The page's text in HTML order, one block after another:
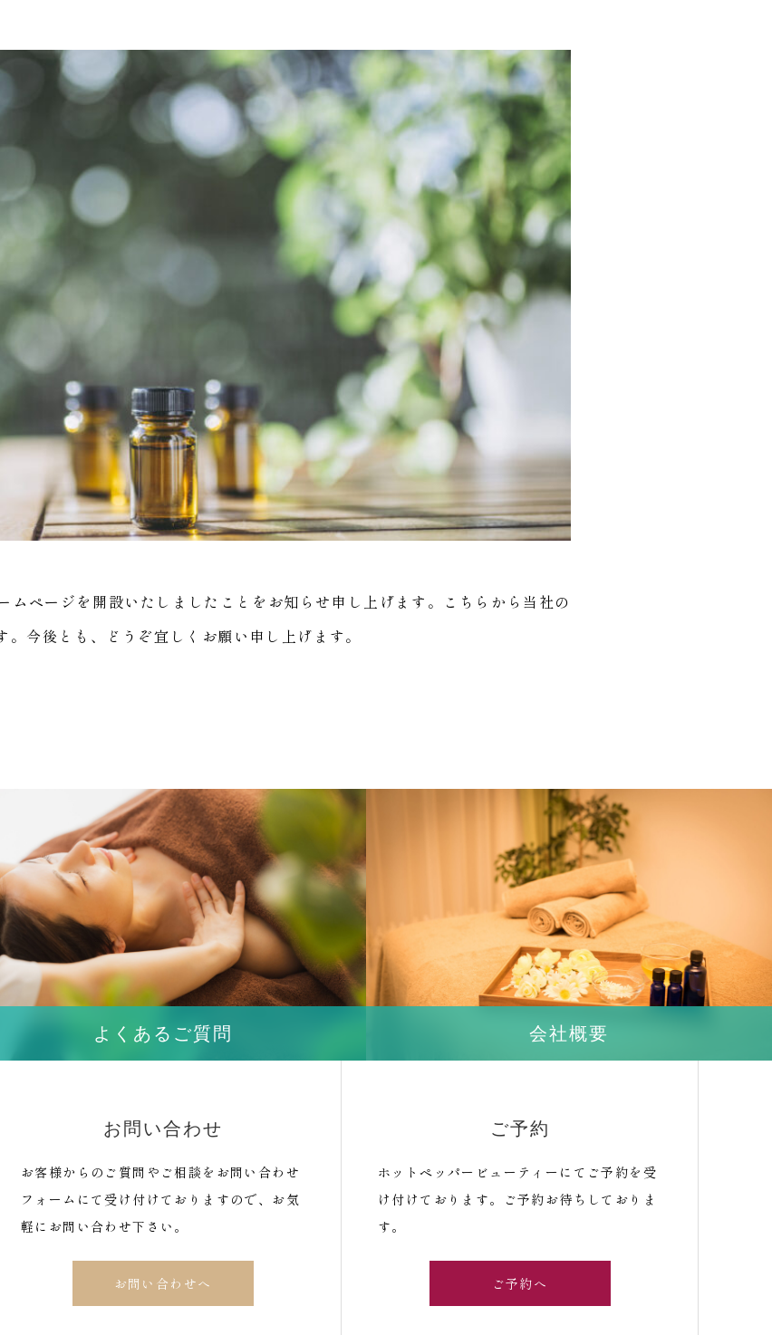
ページを開設いたしましたことをお知らせ申し上げます。こちらから当社の
今後とも、どうぞ宜しくお願い申し上げます。
よくあるご質問 会社概要
お問い合わせ
お客様からのご質問やご相談をお問い合わせ
フォームにて受け付けておりますので、お気
軽にお問い合わせ下さい。
お問い合わせへ
ご予約
ホットペッパービューティーにてご予約を受
け付けております。ご予約お待ちしておりま
す。
ご予約へ